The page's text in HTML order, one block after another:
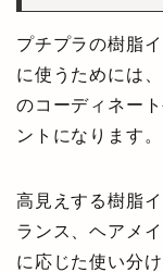
プチプラの樹脂
に使うためには
のコーディネー
ントになります。
高見えする樹脂
ランス、ヘアメ
に応じた使い分